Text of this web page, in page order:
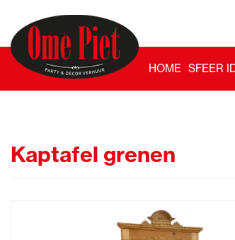
HOME SFEER
Kaptafel grenen